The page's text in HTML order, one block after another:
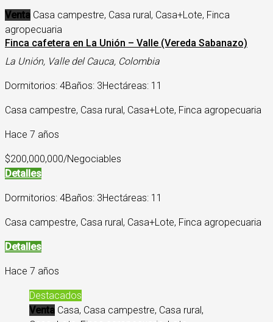
Venta Casa campestre, Casa rural, Casa+Lote, Finca
agropecuaria
Finca cafetera en La Unión – Valle (Vereda Sabanazo)
La Unión, Valle del Cauca, Colombia
Dormitorios: 4Baños: 3Hectáreas: 11
Casa campestre, Casa rural, Casa+Lote, Finca agropecuaria
Hace 7 años
$200,000,000/Negociables
Detalles
Dormitorios: 4Baños: 3Hectáreas: 11
Casa campestre, Casa rural, Casa+Lote, Finca agropecuaria
Detalles
Hace 7 años
Destacados
Venta Casa, Casa campestre, Casa rural,